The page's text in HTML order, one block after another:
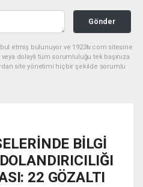
Gönder
etmiş bulunuyor ve 1923tv.com sitesine
dolaylı tüm sorumluluğu tek başınıza
site yönetimi hiçbir şekilde sorumlu
BİLGİ
22 GÖZALTI